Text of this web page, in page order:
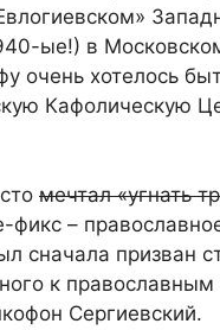
ые!) в
очень хотелось
Кафолическую
мечтал «угнать
–
сначала призван
к
Сергиевский.